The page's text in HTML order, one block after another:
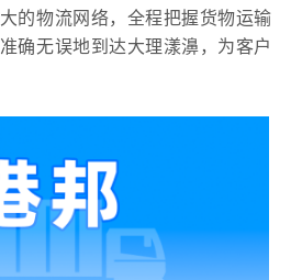
的物流网络，全程把握货物运输
确无误地到达大理漾濞，为客户